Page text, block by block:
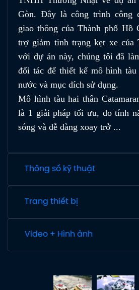
Gòn. Đây là công trình công
giao thông của Thành phố
trợ giảm tình trạng kẹt xe của
với dự án này, chúng tôi đã
đối tác để thiết kế mô hình
nước và mục dích sử dụng.
Mô hình tàu hai thân
là 1 giải pháp tối ưu, do tính
sóng và dễ dàng xoay trở ...
Thông số kỹ thuật
Trang thiết bị
Video + Hình ảnh